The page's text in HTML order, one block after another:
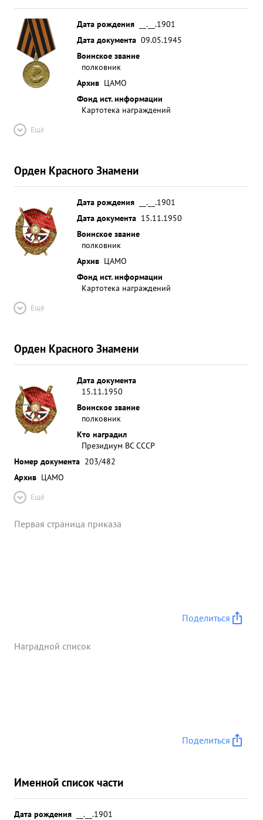
Дата рождения
__.__.1901
Дата документа 09.05.1945
Воинское звание
полковник
Архив ЦАМО
Фонд ист. информации
Картотека награждений
Ещё
Орден Красного Знамени
Дата рождения
__.__.1901
Дата документа 15.11.1950
Воинское звание
полковник
Архив ЦАМО
Фонд ист. информации
Картотека награждений
Ещё
Орден Красного Знамени
Дата документа
15.11.1950
Воинское звание
полковник
Кто наградил
Президиум ВС СССР
Номер документа 203/482
Архив ЦАМО
Ещё
Первая страница приказа
Поделиться
Наградной список
Поделиться
Именной список части
Дата рождения
__.__.1901